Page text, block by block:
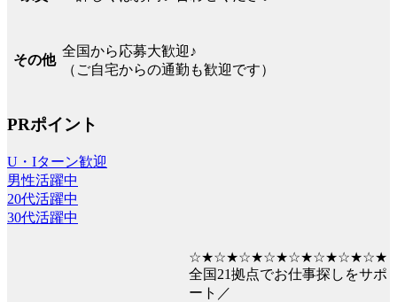
その他
全国から応募大歓迎♪
（ご自宅からの通勤も歓迎です）
PRポイント
U・Iターン歓迎
男性活躍中
20代活躍中
30代活躍中
☆★☆★☆★☆★☆★☆★☆★☆★
全国21拠点でお仕事探しをサポ
ート／